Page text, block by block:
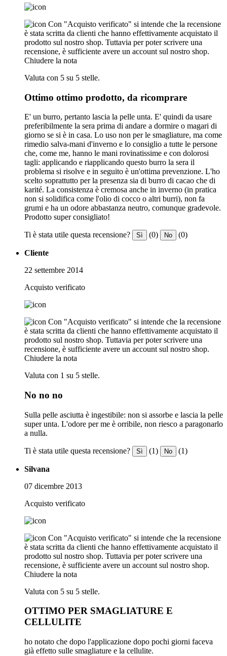
Con "Acquisto verificato" si intende che la recensione
è stata scritta da clienti che hanno effettivamente acquistato il
prodotto sul nostro shop. Tuttavia per poter scrivere una
recensione, è sufficiente avere un account sul nostro shop.
Chiudere la nota
Valuta con 5 su 5 stelle.
Ottimo ottimo prodotto, da ricomprare
E' un burro, pertanto lascia la pelle unta. E' quindi da usare
preferibilmente la sera prima di andare a dormire o magari di
giorno se si è in casa. Lo uso non per le smagliature, ma come
rimedio salva-mani d'inverno e lo consiglio a tutte le persone
che, come me, hanno le mani rovinatissime e con dolorosi
tagli: applicando e riapplicando questo burro la sera il
problema si risolve e in seguito è un'ottima prevenzione. L'ho
scelto soprattutto per la presenza sia di burro di cacao che di
karité. La consistenza è cremosa anche in inverno (in pratica
non si solidifica come l'olio di cocco o altri burri), non fa
grumi e ha un odore abbastanza neutro, comunque gradevole.
Prodotto super consigliato!
Ti è stata utile questa recensione? Sì (0) No (0)
Cliente
22 settembre 2014
Acquisto verificato
Con "Acquisto verificato" si intende che la recensione
è stata scritta da clienti che hanno effettivamente acquistato il
prodotto sul nostro shop. Tuttavia per poter scrivere una
recensione, è sufficiente avere un account sul nostro shop.
Chiudere la nota
Valuta con 1 su 5 stelle.
No no no
Sulla pelle asciutta è ingestibile: non si assorbe e lascia la pelle
super unta. L'odore per me è orribile, non riesco a paragonarlo
a nulla.
Ti è stata utile questa recensione? Sì (1) No (1)
Silvana
07 dicembre 2013
Acquisto verificato
Con "Acquisto verificato" si intende che la recensione
è stata scritta da clienti che hanno effettivamente acquistato il
prodotto sul nostro shop. Tuttavia per poter scrivere una
recensione, è sufficiente avere un account sul nostro shop.
Chiudere la nota
Valuta con 5 su 5 stelle.
OTTIMO PER SMAGLIATURE E
CELLULITE
ho notato che dopo l'applicazione dopo pochi giorni faceva
già effetto sulle smagliature e la cellulite.